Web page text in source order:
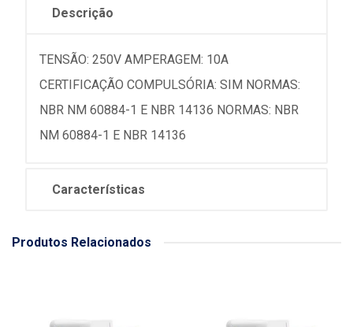
Descrição
TENSÃO: 250V AMPERAGEM: 10A
CERTIFICAÇÃO COMPULSÓRIA: SIM NORMAS:
NBR NM 60884-1 E NBR 14136 NORMAS: NBR
NM 60884-1 E NBR 14136
Características
Produtos Relacionados